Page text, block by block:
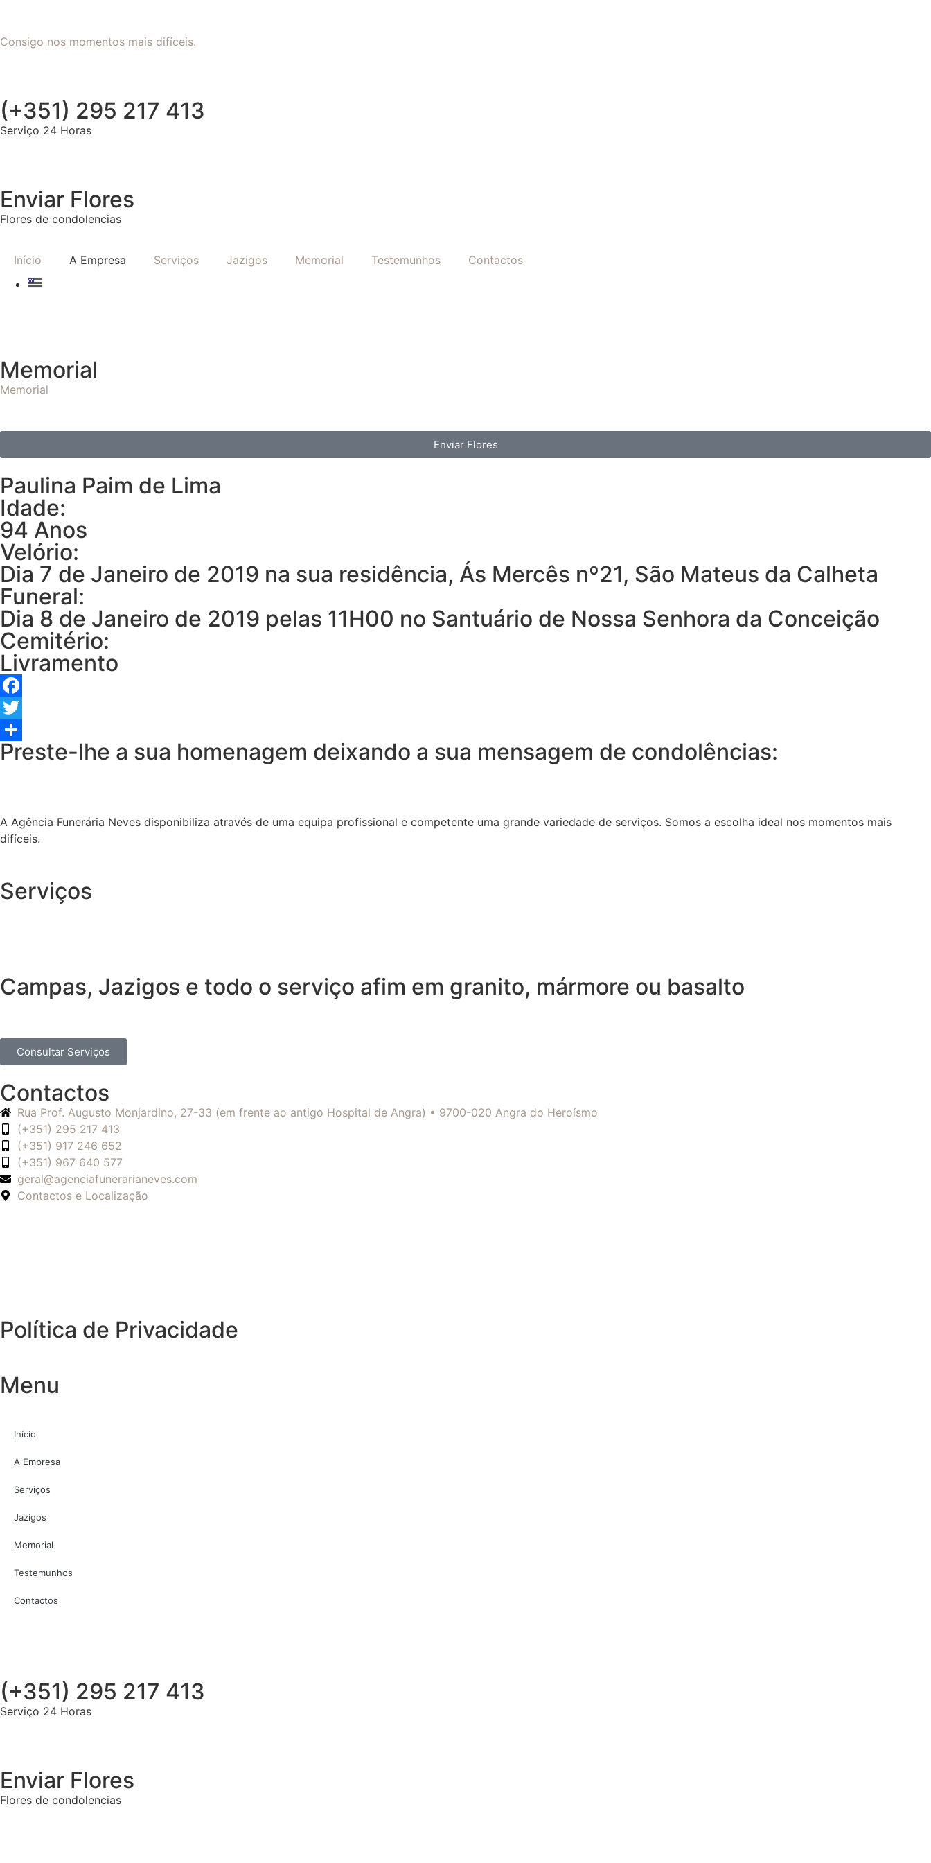
Consigo nos momentos mais difíceis.
(+351) 295 217 413
Serviço 24 Horas
Enviar Flores
Flores de condolencias
Início A Empresa Serviços Jazigos Memorial Testemunhos Contactos
Memorial
Memorial
Enviar Flores
Paulina Paim de Lima
Idade:
94 Anos
Velório:
Dia 7 de Janeiro de 2019 na sua residência, Ás Mercês nº21, São Mateus da Calheta
Funeral:
Dia 8 de Janeiro de 2019 pelas 11H00 no Santuário de Nossa Senhora da Conceição
Cemitério:
Livramento
Facebook
Twitter
Share
Preste-lhe a sua homenagem deixando a sua mensagem de condolências:
A Agência Funerária Neves disponibiliza através de uma equipa profissional e competente uma grande variedade de serviços. Somos a escolha ideal nos momentos mais
difíceis.
Serviços
Campas, Jazigos e todo o serviço afim em granito, mármore ou basalto
Consultar Serviços
Contactos
Rua Prof. Augusto Monjardino, 27-33 (em frente ao antigo Hospital de Angra) • 9700-020 Angra do Heroísmo
(+351) 295 217 413
(+351) 917 246 652
(+351) 967 640 577
geral@agenciafunerarianeves.com
Contactos e Localização
Política de Privacidade
Menu
Início
A Empresa
Serviços
Jazigos
Memorial
Testemunhos
Contactos
(+351) 295 217 413
Serviço 24 Horas
Enviar Flores
Flores de condolencias